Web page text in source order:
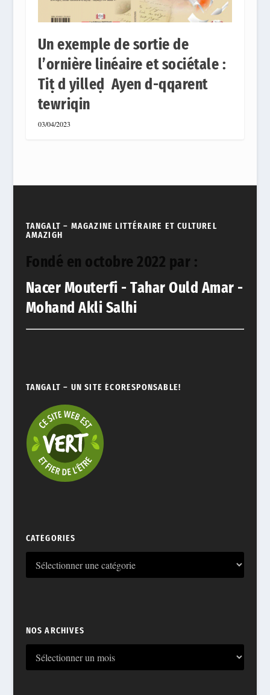
Un exemple de sortie de
l’ornière linéaire et sociétale :
Tiṭ d yilleḍ Ayen d-qqarent
tewriqin
03/04/2023
TANGALT – MAGAZINE LITTÉRAIRE ET CULTUREL
AMAZIGH
Fondé en octobre 2022 par :
Nacer Mouterfi - Tahar Ould Amar -
Mohand Akli Salhi
TANGALT – UN SITE ÉCORESPONSABLE!
CATÉGORIES
NOS ARCHIVES